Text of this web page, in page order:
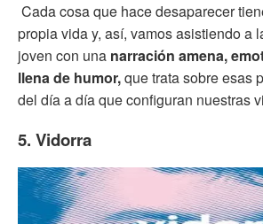
Cada cosa que hace desaparecer
propia vida y, así, vamos asistiendo a
joven con una narración amena,
llena de humor,que trata sobre esas
del día a día que configuran nuestras
5. Vidorra